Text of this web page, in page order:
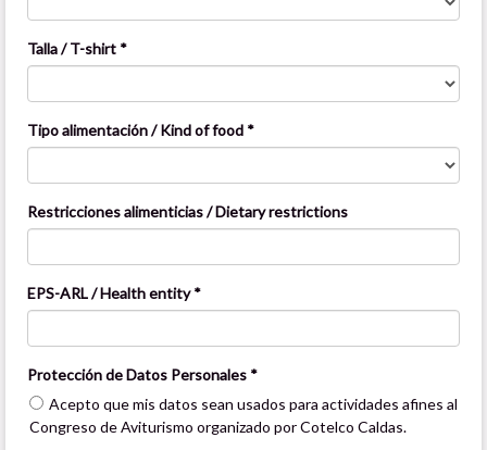
Talla / T-shirt *
Tipo alimentación / Kind of food *
Restricciones alimenticias / Dietary restrictions
EPS-ARL / Health entity *
Protección de Datos Personales *
Acepto que mis datos sean usados para actividades afines al
Congreso de Aviturismo organizado por Cotelco Caldas.